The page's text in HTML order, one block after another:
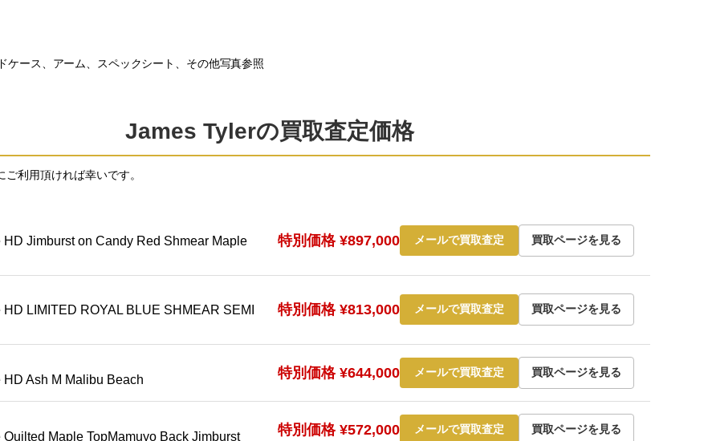
ケース、アーム、スペックシート、その他写真参照
James Tylerの買取査定価格
利用頂ければ幸いです。
Jimburst on Candy Red Shmear Maple
特別価格 ¥897,000 メールで買取査定 買取ページを見る
LIMITED ROYAL BLUE SHMEAR SEMI
特別価格 ¥813,000 メールで買取査定 買取ページを見る
Ash M Malibu Beach 特別価格 ¥644,000 メールで買取査定 買取ページを見る
Maple TopMamuyo Back Jimburst 特別価格 ¥572,000 メールで買取査定 買取ページを見る